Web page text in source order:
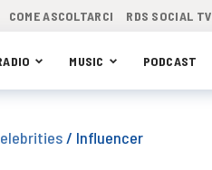
COME ASCOLTARCI RDS SOCIAL TV
MUSIC PODCAST
/ Influencer